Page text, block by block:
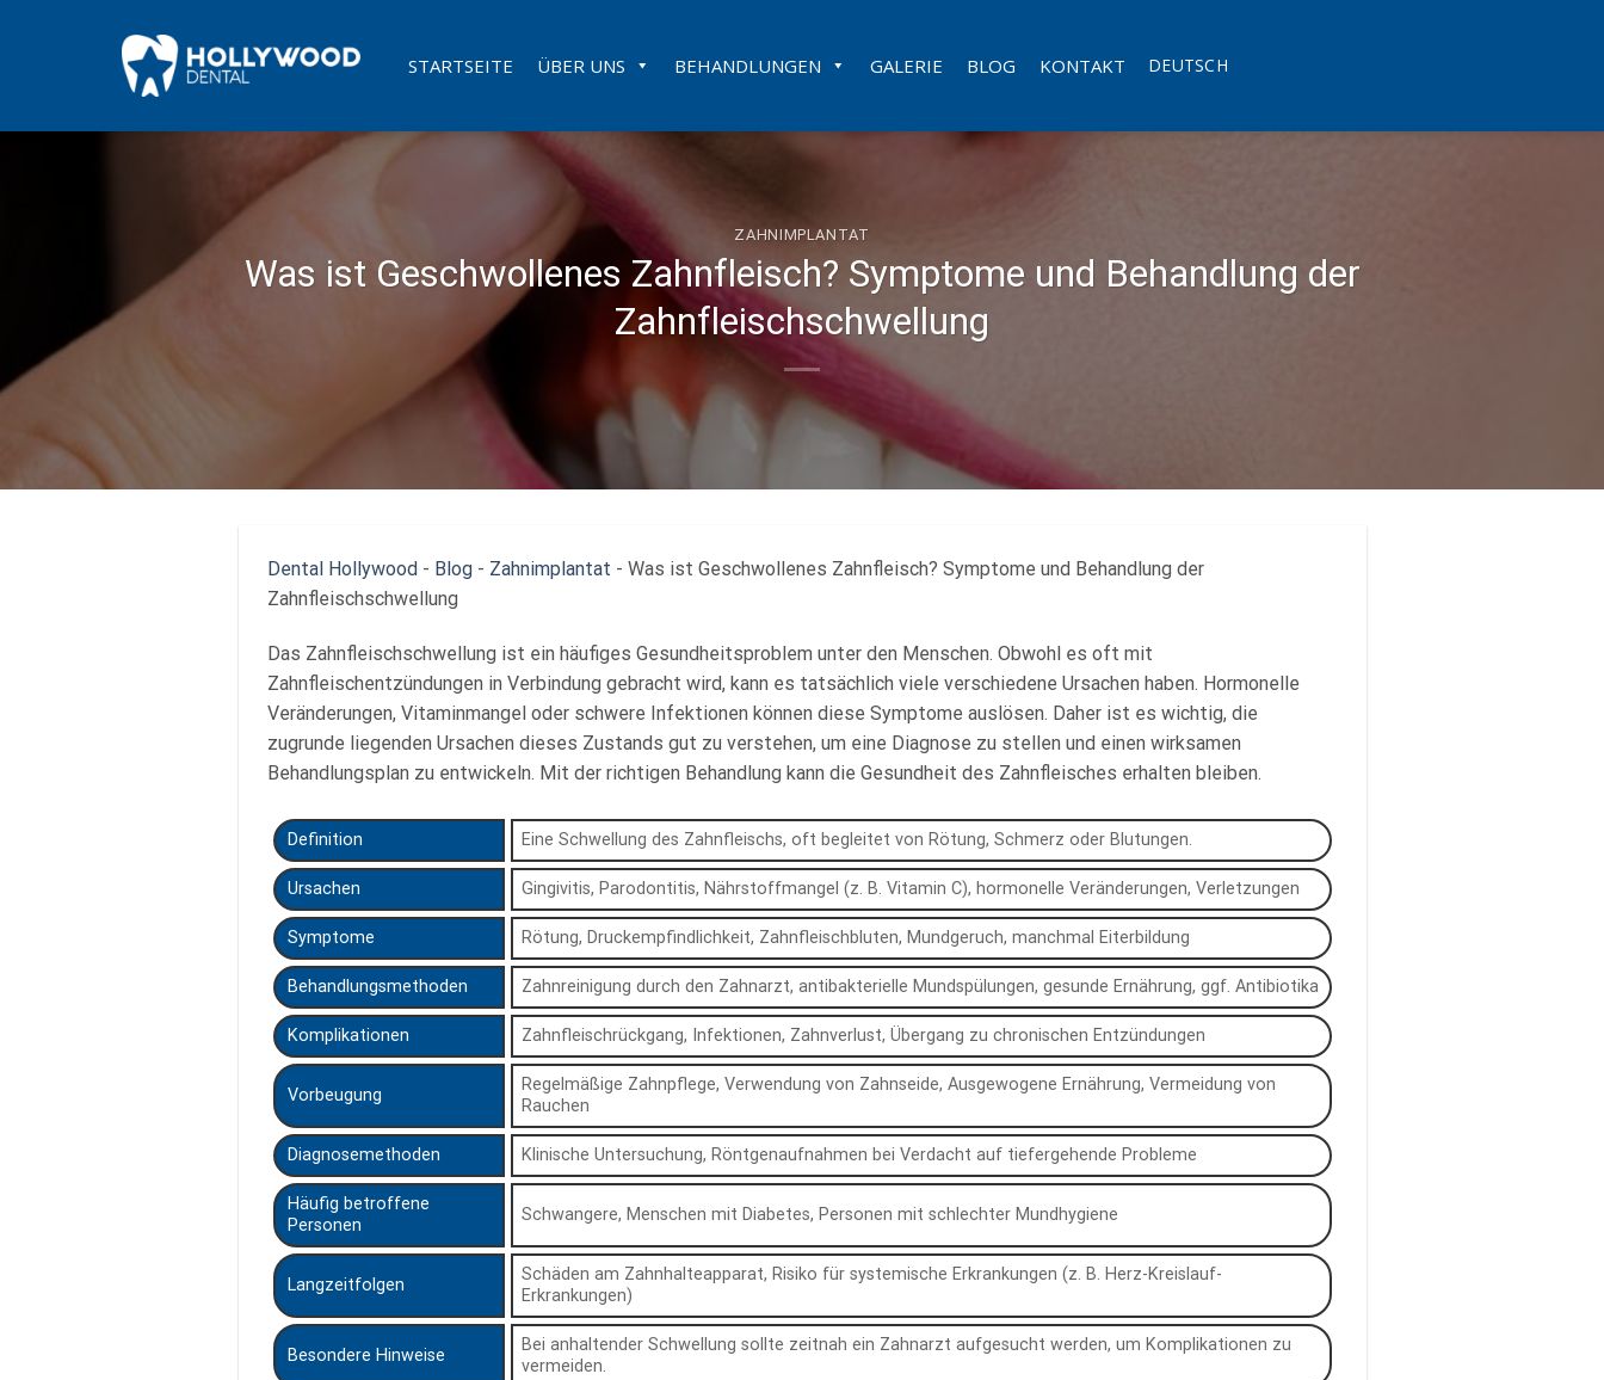
STARTSEITE ÜBER UNS BEHANDLUNGEN GALERIE BLOG KONTAKT DEUTSCH
ZAHNIMPLANTAT
Was ist Geschwollenes Zahnfleisch? Symptome und Behandlung der
Zahnfleischschwellung
Dental Hollywood- Blog- Zahnimplantat - Was ist Geschwollenes Zahnfleisch? Symptome und Behandlung der
Zahnfleischschwellung
Das Zahnfleischschwellung ist ein häufiges Gesundheitsproblem unter den Menschen. Obwohl es oft mit
Zahnfleischentzündungen in Verbindung gebracht wird, kann es tatsächlich viele verschiedene Ursachen haben. Hormonelle
Veränderungen, Vitaminmangel oder schwere Infektionen können diese Symptome auslösen. Daher ist es wichtig, die
zugrunde liegenden Ursachen dieses Zustands gut zu verstehen, um eine Diagnose zu stellen und einen wirksamen
Behandlungsplan zu entwickeln. Mit der richtigen Behandlung kann die Gesundheit des Zahnfleisches erhalten bleiben.
Definition Eine Schwellung des Zahnfleischs, oft begleitet von Rötung, Schmerz oder Blutungen.
Ursachen Gingivitis, Parodontitis, Nährstoffmangel (z. B. Vitamin C), hormonelle Veränderungen, Verletzungen
Symptome Rötung, Druckempfindlichkeit, Zahnfleischbluten, Mundgeruch, manchmal Eiterbildung
Behandlungsmethoden Zahnreinigung durch den Zahnarzt, antibakterielle Mundspülungen, gesunde Ernährung, ggf. Antibiotika
Komplikationen Zahnfleischrückgang, Infektionen, Zahnverlust, Übergang zu chronischen Entzündungen
Vorbeugung
Regelmäßige Zahnpflege, Verwendung von Zahnseide, Ausgewogene Ernährung, Vermeidung von
Rauchen
Diagnosemethoden Klinische Untersuchung, Röntgenaufnahmen bei Verdacht auf tiefergehende Probleme
Häufig betroffene
Personen
Schwangere, Menschen mit Diabetes, Personen mit schlechter Mundhygiene
Langzeitfolgen
Schäden am Zahnhalteapparat, Risiko für systemische Erkrankungen (z. B. Herz-Kreislauf-
Erkrankungen)
Besondere Hinweise
Bei anhaltender Schwellung sollte zeitnah ein Zahnarzt aufgesucht werden, um Komplikationen zu
vermeiden.